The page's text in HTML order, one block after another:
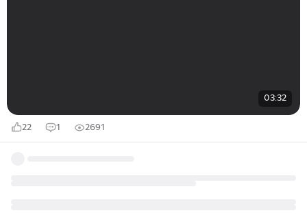
03:32
22 1 2691